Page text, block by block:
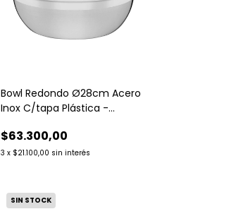
Bowl Redondo Ø28cm Acero
Inox C/tapa Plástica -
$63.300,00
3 x $21.100,00 sin interés
SIN STOCK